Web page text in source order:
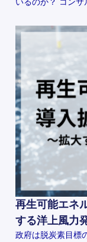
再生可能エネ
する洋上風力
政府は脱炭素目標